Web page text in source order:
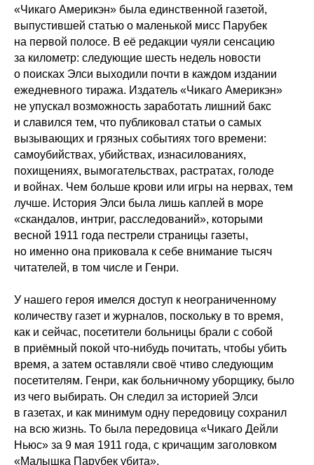
«Чикаго Америкэн» была единственной газетой,
выпустившей статью о маленькой мисс Парубек
на первой полосе. В её редакции чуяли сенсацию
за километр: следующие шесть недель новости
о поисках Элси выходили почти в каждом издании
ежедневного тиража. Издатель «Чикаго Америкэн»
не упускал возможность заработать лишний бакс
и славился тем, что публиковал статьи о самых
вызывающих и грязных событиях того времени:
самоубийствах, убийствах, изнасилованиях,
похищениях, вымогательствах, растратах, голоде
и войнах. Чем больше крови или игры на нервах, тем
лучше. История Элси была лишь каплей в море
«скандалов, интриг, расследований», которыми
весной 1911 года пестрели страницы газеты,
но именно она приковала к себе внимание тысяч
читателей, в том числе и Генри.
У нашего героя имелся доступ к неограниченному
количеству газет и журналов, поскольку в то время,
как и сейчас, посетители больницы брали с собой
в приёмный покой что-нибудь почитать, чтобы убить
время, а затем оставляли своё чтиво следующим
посетителям. Генри, как больничному уборщику, было
из чего выбирать. Он следил за историей Элси
в газетах, и как минимум одну передовицу сохранил
на всю жизнь. То была передовица «Чикаго Дейли
Ньюс» за 9 мая 1911 года, с кричащим заголовком
«Малышка Парубек убита».